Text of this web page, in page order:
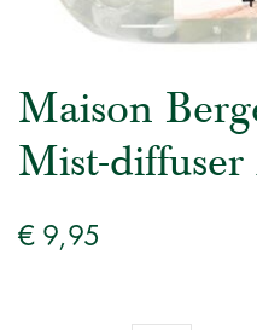
Maison
Mist-
€ 9,95